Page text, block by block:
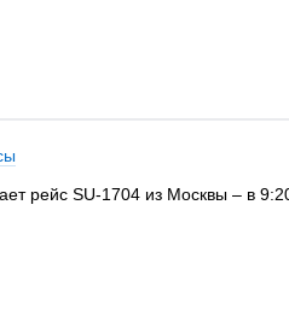
рейс SU-1704 из Москвы – в